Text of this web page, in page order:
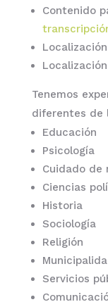
Contenido
Tenemos
diferentes de
Educación
Psicología
Cuidado de
Ciencias
Historia
Sociología
Religión
Servicios